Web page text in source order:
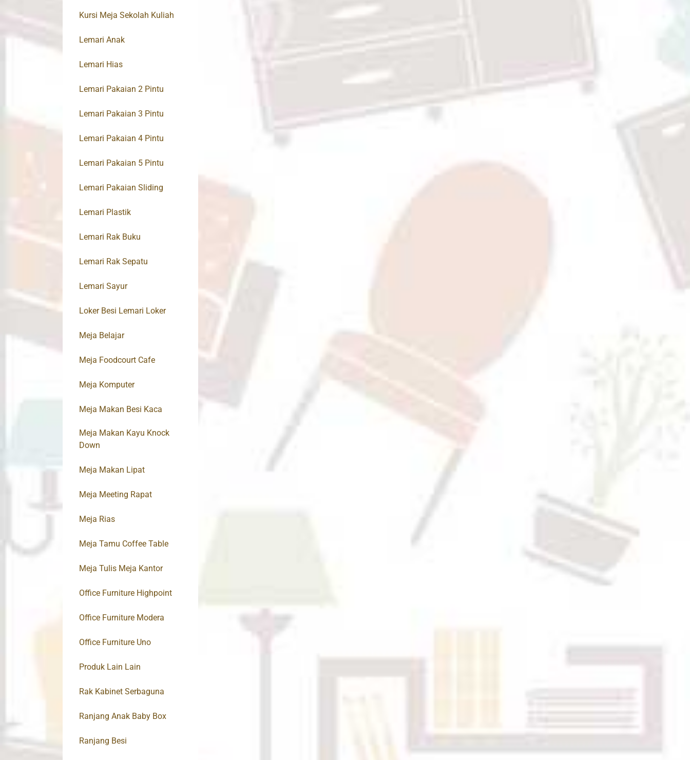
Kursi Meja Sekolah Kuliah
Lemari Anak
Lemari Hias
Lemari Pakaian 2 Pintu
Lemari Pakaian 3 Pintu
Lemari Pakaian 4 Pintu
Lemari Pakaian 5 Pintu
Lemari Pakaian Sliding
Lemari Plastik
Lemari Rak Buku
Lemari Rak Sepatu
Lemari Sayur
Loker Besi Lemari Loker
Meja Belajar
Meja Foodcourt Cafe
Meja Komputer
Meja Makan Besi Kaca
Meja Makan Kayu Knock
Down
Meja Makan Lipat
Meja Meeting Rapat
Meja Rias
Meja Tamu Coffee Table
Meja Tulis Meja Kantor
Office Furniture Highpoint
Office Furniture Modera
Office Furniture Uno
Produk Lain Lain
Rak Kabinet Serbaguna
Ranjang Anak Baby Box
Ranjang Besi